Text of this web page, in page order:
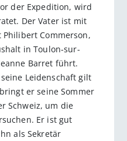
der Expedition, wird
Der Vater ist mit
Commerson,
in Toulon-sur-
Barret führt.
Leidenschaft gilt
er seine Sommer
Schweiz, um die
Er ist gut
als Sekretär